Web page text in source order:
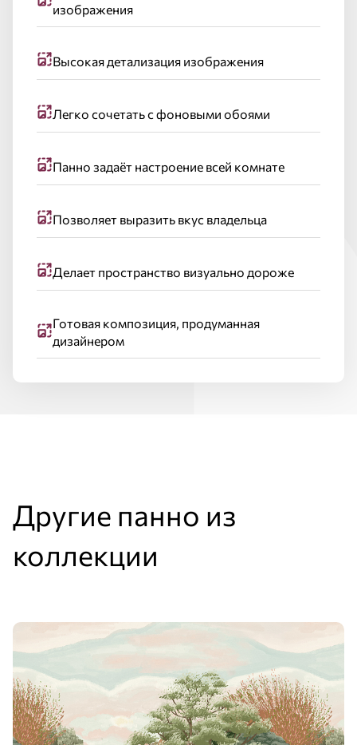
изображения
Высокая детализация изображения
Легко сочетать с фоновыми обоями
Панно задаёт настроение всей комнате
Позволяет выразить вкус владельца
Делает пространство визуально дороже
Готовая композиция, продуманная
дизайнером
Другие панно из
коллекции